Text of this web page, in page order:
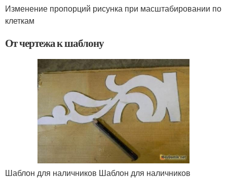
Изменение пропорций рисунка при масштабировании по
клеткам
От чертежа к шаблону
Шаблон для наличников Шаблон для наличников